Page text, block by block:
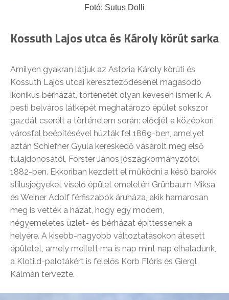
Fotó: Sutus Dolli
Kossuth Lajos utca és Károly körút sarka
Amilyen gyakran látjuk az Astoria Károly körúti és
Kossuth Lajos utcai kereszteződésénél magasodó
ikonikus bérházát, történetét olyan kevesen ismerik. A
pesti belváros látképét meghatározó épület sokszor
gazdát cserélt a történelem során: elődjét a középkori
városfal beépítésével húzták fel 1869-ben, amelyet
aztán Schiefner Gyula kereskedő vásárolt meg első
tulajdonosától, Förster János jószágkormányzótól
1882-ben. Ekkoriban kezdett el működni a késő barokk
stílusjegyeket viselő épület emeletén Grünbaum Miksa
és Weiner Adolf férfiszabók áruháza, akik hamarosan
meg is vették a házat, hogy egy modern,
négyemeletes üzlet- és bérházat építtessenek a
helyére. A kisebb-nagyobb változtatásokon átesett
épületet, amely mellett ma is nap mint nap elhaladunk,
a Klotild-palotákért is felelős Korb Flóris és Giergl
Kálmán tervezte.